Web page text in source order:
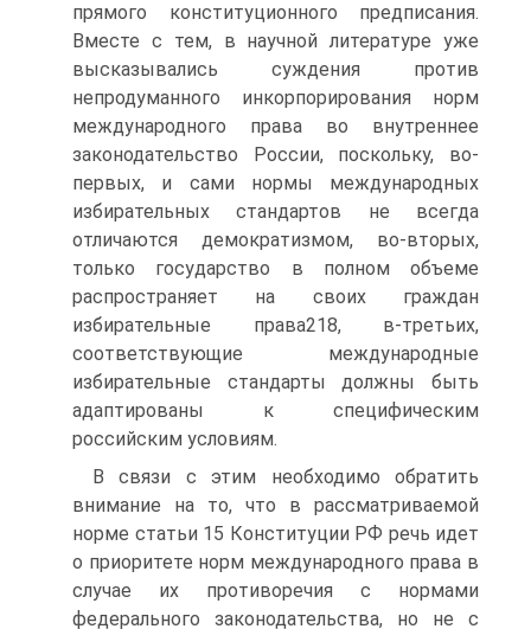
прямого конституционного предписания.
Вместе с тем, в научной литературе уже
высказывались суждения против
непродуманного инкорпорирования норм
международного права во внутреннее
законодательство России, поскольку, во-
первых, и сами нормы международных
избирательных стандартов не всегда
отличаются демократизмом, во-вторых,
только государство в полном объеме
распространяет на своих граждан
избирательные права218, в-третьих,
соответствующие международные
избирательные стандарты должны быть
адаптированы к специфическим
российским условиям.
В связи с этим необходимо обратить
внимание на то, что в рассматриваемой
норме статьи 15 Конституции РФ речь идет
о приоритете норм международного права в
случае их противоречия с нормами
федерального законодательства, но не с